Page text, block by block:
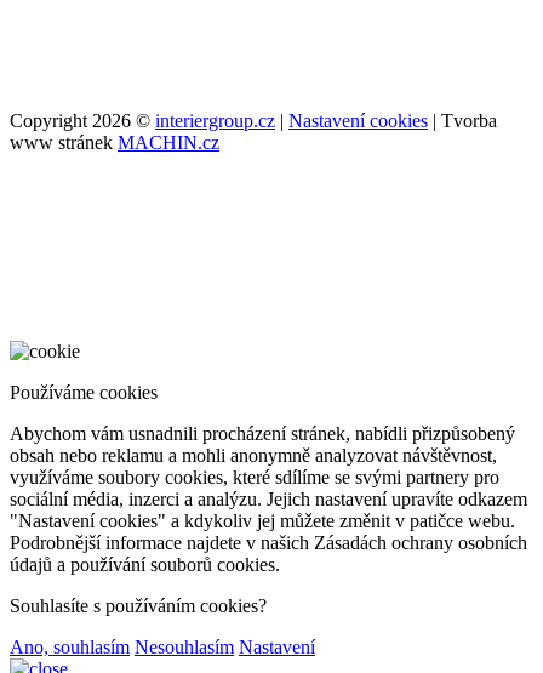
Copyright 2026 © interiergroup.cz | Nastavení cookies | Tvorba
www stránek MACHIN.cz
Používáme cookies
Abychom vám usnadnili procházení stránek, nabídli přizpůsobený
obsah nebo reklamu a mohli anonymně analyzovat návštěvnost,
využíváme soubory cookies, které sdílíme se svými partnery pro
sociální média, inzerci a analýzu. Jejich nastavení upravíte odkazem
"Nastavení cookies" a kdykoliv jej můžete změnit v patičce webu.
Podrobnější informace najdete v našich Zásadách ochrany osobních
údajů a používání souborů cookies.
Souhlasíte s používáním cookies?
Ano, souhlasím Nesouhlasím Nastavení